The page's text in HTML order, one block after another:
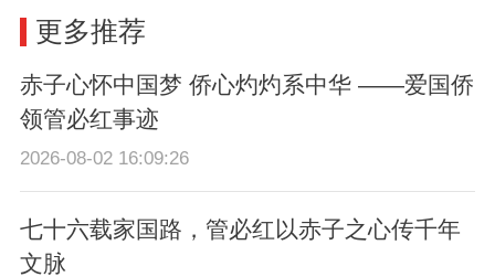
更多推荐
赤子心怀中国梦 侨心灼灼系中华 ——爱国侨
领管必红事迹
2026-08-02 16:09:26
七十六载家国路，管必红以赤子之心传千年
文脉